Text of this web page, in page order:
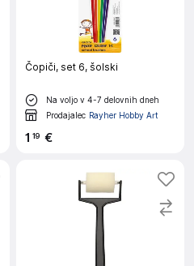
Čopiči, set 6, šolski
Na voljo v 4-7 delovnih dneh
Prodajalec Rayher Hobby Art
1 19 €